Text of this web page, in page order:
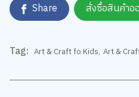
Share สั่งซื้อสินค้าอ
Tag: Art & Craft fo Kids, Art &